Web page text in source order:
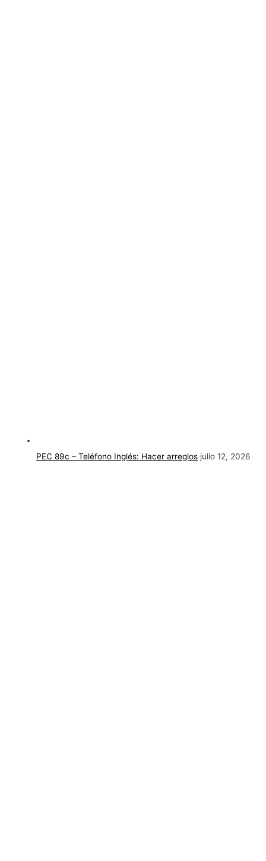
PEC 89c – Teléfono Inglés: Hacer arreglos julio 12, 2026